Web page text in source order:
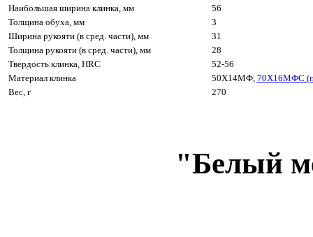
Наибольшая ширина клинка, мм
56
Толщина обуха, мм
3
Ширина рукояти (в сред. части), мм
31
Толщина рукояти (в сред. части), мм
28
Твердость клинка, HRC
52-56
Материал клинка
50Х14МФ, 70Х16МФС
Вес, г
270
"Белый